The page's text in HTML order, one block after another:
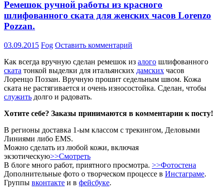
Ремешок ручной работы из красного
шлифованного ската для женских часов Lorenzo
Pozzan.
03.09.2015 Fog Оставить комментарий
Как всегда вручную сделан ремешок из алого шлифованного
ската тонкой выделки для итальянских дамских часов
Лоренцо Поззан. Вручную прошит седельным швом. Кожа
ската не растягивается и очень износостойка. Сделан, чтобы
служить долго и радовать.
Хотите себе? Заказы принимаются в комментарии к посту!
В регионы доставка 1-ым классом с трекингом, Деловыми
Линиями либо EMS.
Можно сделать из любой кожи, включая
экзотическую>>Смотреть
В блоге много работ, приятного просмотра. >>Фотостена
Дополнительные фото о творческом процессе в Инстаграме.
Группы вконтакте и в фейсбуке.